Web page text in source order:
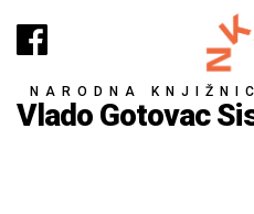
NARODNA
Vlado Gotovac